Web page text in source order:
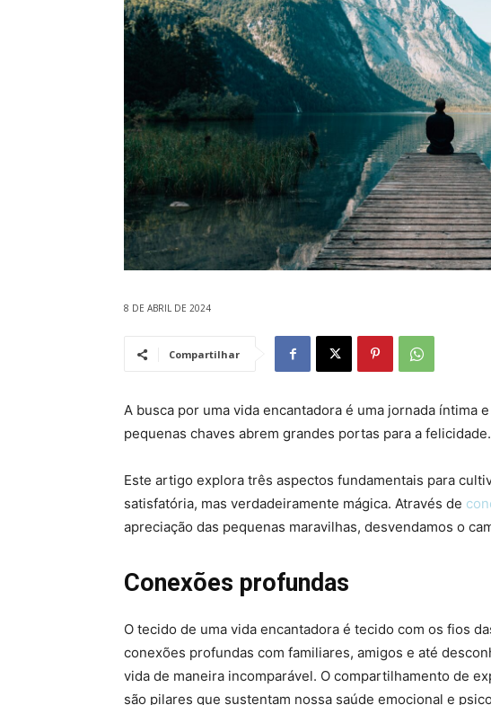
8 DE ABRIL DE 2024
Compartilhar
A busca por uma vida encantadora é uma jornada íntima
pequenas chaves abrem grandes portas para a felicidade.
Este artigo explora três aspectos fundamentais para
satisfatória, mas verdadeiramente mágica. Através de
apreciação das pequenas maravilhas, desvendamos o
Conexões profundas
O tecido de uma vida encantadora é tecido com os fios
conexões profundas com familiares, amigos e até
vida de maneira incomparável. O compartilhamento de
são pilares que sustentam nossa saúde emocional e